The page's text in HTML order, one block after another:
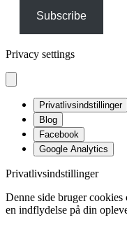
Subscribe
Privacy settings
Privatlivsindstillinger
Blog
Facebook
Google Analytics
Privatlivsindstillinger
Denne side bruger
en indflydelse på din